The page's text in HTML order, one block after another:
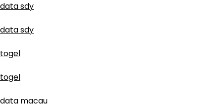
data sdy
data sdy
togel
togel
data macau